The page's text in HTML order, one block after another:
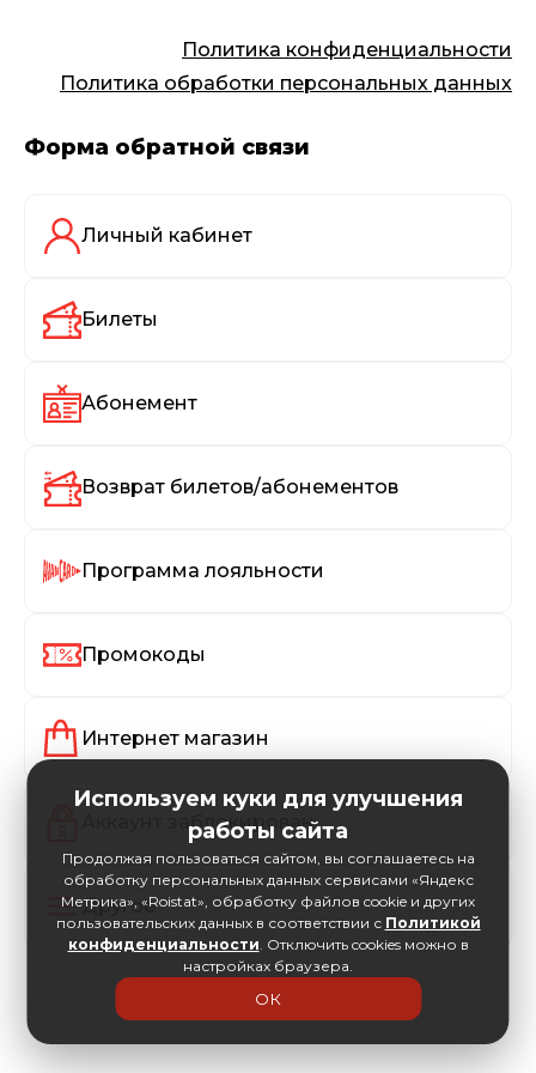
Политика конфиденциальности
Политика обработки персональных данных
Форма обратной связи
Личный кабинет
Билеты
Абонемент
Возврат билетов/абонементов
Программа лояльности
Промокоды
Интернет магазин
Аккаунт заблокирован
Другое
Используем куки для улучшения
работы сайта
Продолжая пользоваться сайтом, вы соглашаетесь на
обработку персональных данных сервисами «Яндекс
Метрика», «Roistat», обработку файлов cookie и других
пользовательских данных в соответствии с Политикой
конфиденциальности. Отключить cookies можно в
настройках браузера.
ОК